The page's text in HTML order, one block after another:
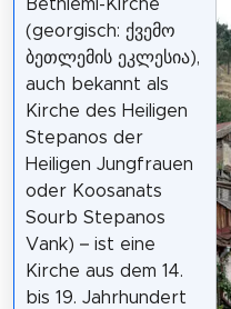
Bethlemi-Kirche
(georgisch: ქვემო
ბეთლემის ეკლესია),
auch bekannt als
Kirche des Heiligen
Stepanos der
Heiligen Jungfrauen
oder Koosanats
Sourb Stepanos
Vank) – ist eine
Kirche aus dem 14.
bis 19. Jahrhundert